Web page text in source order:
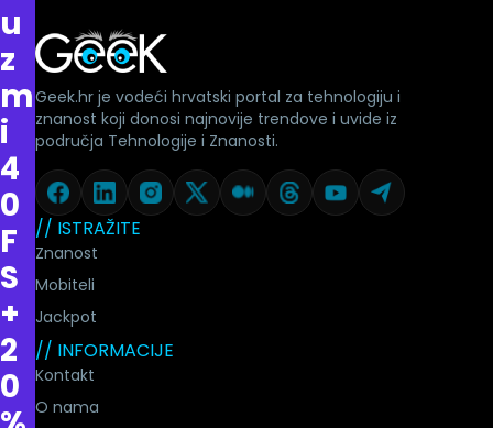
u
z
m
i
4
0
F
S
+
2
0
// ISTRAŽITE
Znanost
Mobiteli
Jackpot
// INFORMACIJE
Kontakt
O nama
Geek.hr je vodeći hrvatski portal za tehnologiju i
znanost koji donosi najnovije trendove i uvide iz
područja Tehnologije i Znanosti.